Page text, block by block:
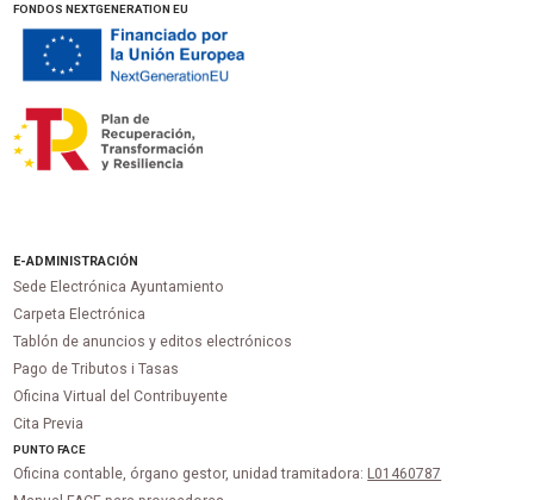
FONDOS NEXTGENERATION EU
E-ADMINISTRACIÓN
Sede Electrónica Ayuntamiento
Carpeta Electrónica
Tablón de anuncios y editos electrónicos
Pago de Tributos i Tasas
Oficina Virtual del Contribuyente
Cita Previa
PUNTOFACE
Oficina contable, órgano gestor, unidad tramitadora: L01460787